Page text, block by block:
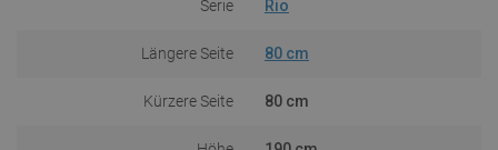
Serie Rio
Längere Seite 80 cm
Kürzere Seite 80 cm